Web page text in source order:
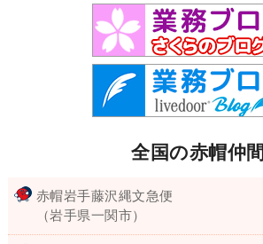
全国の赤帽仲間
赤帽岩手藤沢縄文急便
（岩手県一関市）